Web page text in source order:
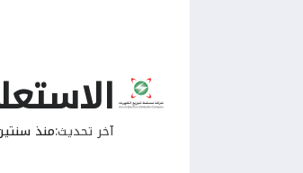
آخر تحديثمنذ